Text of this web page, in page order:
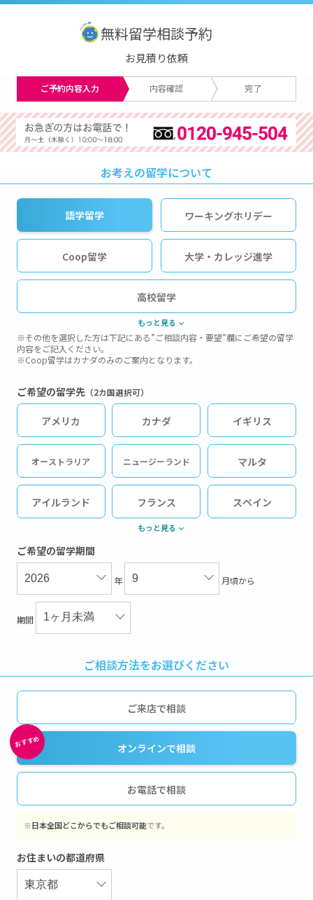
無料留学相談予約
お見積り依頼
ご予約内容入力 内容確認 完了
お考えの留学について
語学留学 ワーキングホリデー
Coop留学 大学・カレッジ進学
高校留学
中高生ジュニア留学（短期）
もっと見る
※その他を選択した方は下記にある”ご相談内容・要望”欄にご希望の留学
内容をご記入ください。
※Coop留学はカナダのみのご案内となります。
ご希望の留学先（2カ国選択可）
アメリカ カナダ イギリス
オーストラリア ニュージーランド マルタ
アイルランド フランス スペイン
フィリピン マレーシア シンガポール
英語圏
もっと見る
ご希望の留学期間
年 月頃から
期間
ご相談方法をお選びください
ご来店で相談
オンラインで相談
お電話で相談
※日本全国どこからでもご相談可能です。
お住まいの都道府県